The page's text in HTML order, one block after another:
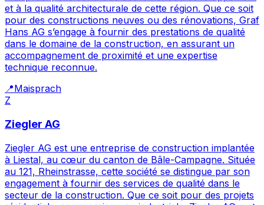
et à la qualité architecturale de cette région. Que ce soit
pour des constructions neuves ou des rénovations, Graf
Hans AG s’engage à fournir des prestations de qualité
dans le domaine de la construction, en assurant un
accompagnement de proximité et une expertise
technique reconnue.
📍Maisprach
Z
Ziegler AG
Ziegler AG est une entreprise de construction implantée
à Liestal, au cœur du canton de Bâle-Campagne. Située
au 121, Rheinstrasse, cette société se distingue par son
engagement à fournir des services de qualité dans le
secteur de la construction. Que ce soit pour des projets